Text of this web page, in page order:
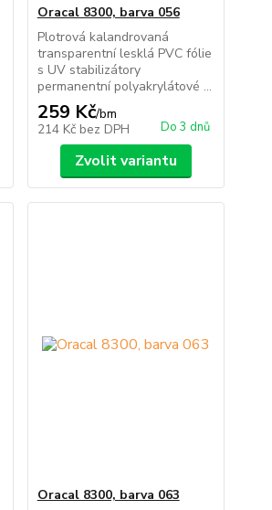
Oracal 8300, barva 056
Plotrová kalandrovaná
transparentní lesklá PVC fólie
s UV stabilizátory
permanentní polyakrylátové ...
259 Kč/bm
214 Kč bez DPH Do 3 dnů
Zvolit variantu
Oracal 8300, barva 063